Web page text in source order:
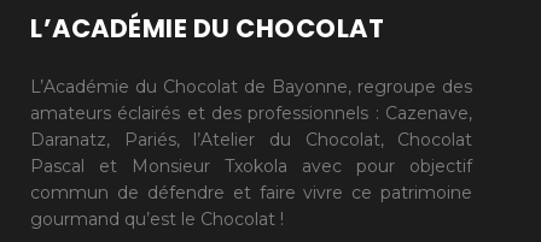
L’ACADÉMIE DU CHOCOLAT
L’Académie du Chocolat de Bayonne, regroupe des
amateurs éclairés et des professionnels : Cazenave,
Daranatz, Pariés, l’Atelier du Chocolat, Chocolat
Pascal et Monsieur Txokola avec pour objectif
commun de défendre et faire vivre ce patrimoine
gourmand qu’est le Chocolat !